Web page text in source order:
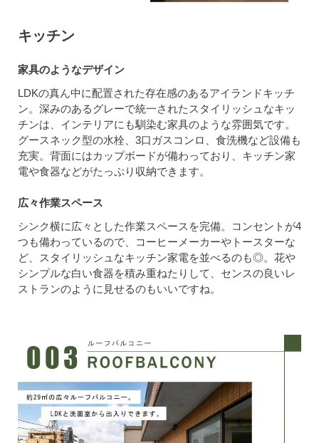
キッチン
家具のようなデザイン
LDKの真ん中に配置された存在感のあるアイランドキッチ
ン。深みのあるグレーで統一されたスタイリッシュなキッ
チンは、インテリアにも馴染む家具のような雰囲気です。
グースネック型の水栓、3口ガスコンロ、食洗機など設備も
充実。背面にはカップボードが備わっており、キッチン家
電や食器などがたっぷり収納できます。
広々作業スペース
シンク横に広々とした作業スペースを完備。コンセントが4
つも備わっているので、コーヒーメーカーやトースターな
ど、スタイリッシュなキッチン家電を並べるのも◎。花や
シンプルな白い食器を積み重ねたりして、センスの良いレ
ストランのように見せるのもいいですね。